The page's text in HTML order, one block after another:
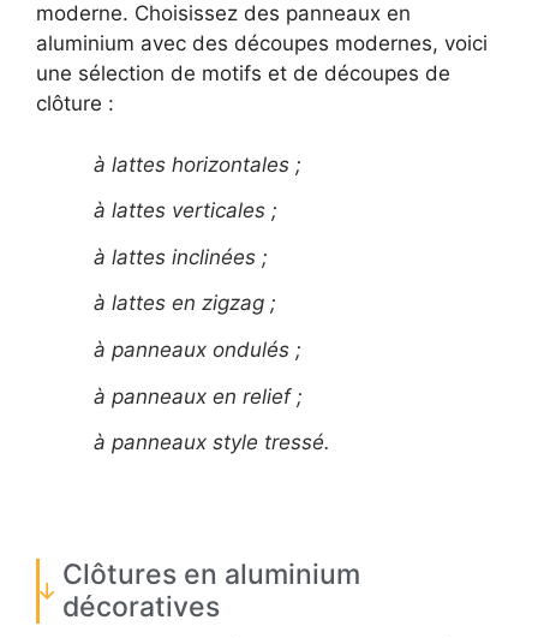
moderne. Choisissez des panneaux en
aluminium avec des découpes modernes, voici
une sélection de motifs et de découpes de
clôture :
à lattes horizontales ;
à lattes verticales ;
à lattes inclinées ;
à lattes en zigzag ;
à panneaux ondulés ;
à panneaux en relief ;
à panneaux style tressé.
Clôtures en aluminium
décoratives